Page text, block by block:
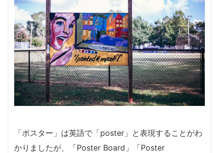
「ポスター」は英語で「poster」と表現することがわ
かりましたが、「Poster Board」「Poster